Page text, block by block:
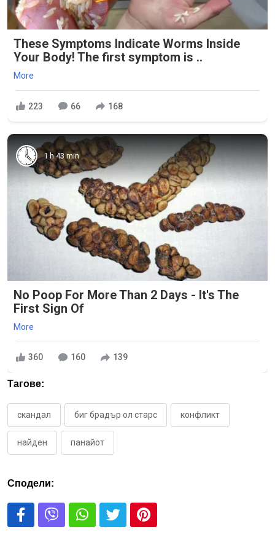
These Symptoms Indicate Worms Inside
Your Body! The first symptom is ..
More
223 66 168
1 h 43 min
No Poop For More Than 2 Days - It's The
First Sign Of
More
360 160 139
Тагове:
скандал биг брадър ол старс конфликт
найден панайот
Сподели: